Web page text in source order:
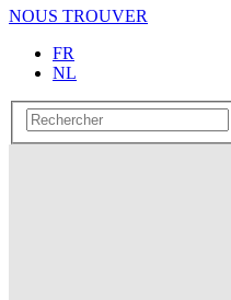
NOUS TROUVER
FR
NL